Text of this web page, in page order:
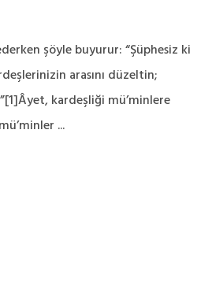
şöyle buyurur: “Şüphesiz ki
arasını düzeltin;
kardeşliği mü’minlere
...